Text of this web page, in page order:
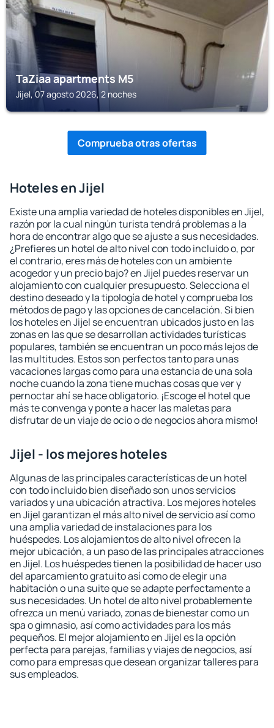
TaZiaa apartments M5
Jijel, 07 agosto 2026, 2 noches
Comprueba otras ofertas
Hoteles en Jijel
Existe una amplia variedad de hoteles disponibles en Jijel,
razón por la cual ningún turista tendrá problemas a la
hora de encontrar algo que se ajuste a sus necesidades.
¿Prefieres un hotel de alto nivel con todo incluido o, por
el contrario, eres más de hoteles con un ambiente
acogedor y un precio bajo? en Jijel puedes reservar un
alojamiento con cualquier presupuesto. Selecciona el
destino deseado y la tipología de hotel y comprueba los
métodos de pago y las opciones de cancelación. Si bien
los hoteles en Jijel se encuentran ubicados justo en las
zonas en las que se desarrollan actividades turísticas
populares, también se encuentran un poco más lejos de
las multitudes. Estos son perfectos tanto para unas
vacaciones largas como para una estancia de una sola
noche cuando la zona tiene muchas cosas que ver y
pernoctar ahí se hace obligatorio. ¡Escoge el hotel que
más te convenga y ponte a hacer las maletas para
disfrutar de un viaje de ocio o de negocios ahora mismo!
Jijel - los mejores hoteles
Algunas de las principales características de un hotel
con todo incluido bien diseñado son unos servicios
variados y una ubicación atractiva. Los mejores hoteles
en Jijel garantizan el más alto nivel de servicio así como
una amplia variedad de instalaciones para los
huéspedes. Los alojamientos de alto nivel ofrecen la
mejor ubicación, a un paso de las principales atracciones
en Jijel. Los huéspedes tienen la posibilidad de hacer uso
del aparcamiento gratuito así como de elegir una
habitación o una suite que se adapte perfectamente a
sus necesidades. Un hotel de alto nivel probablemente
ofrezca un menú variado, zonas de bienestar como un
spa o gimnasio, así como actividades para los más
pequeños. El mejor alojamiento en Jijel es la opción
perfecta para parejas, familias y viajes de negocios, así
como para empresas que desean organizar talleres para
sus empleados.